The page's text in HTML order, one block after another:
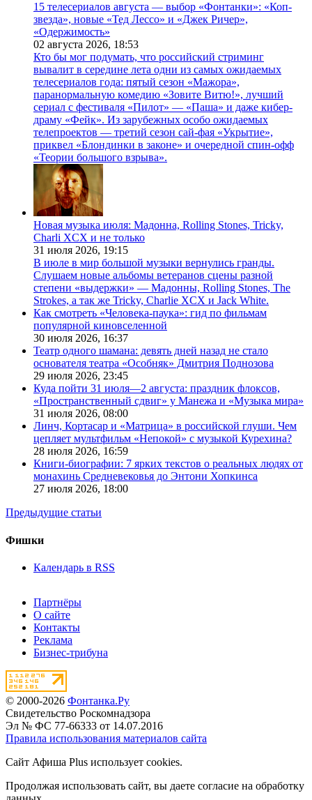
15 телесериалов августа — выбор «Фонтанки»: «Коп-
звезда», новые «Тед Лессо» и «Джек Ричер»,
«Одержимость»
02 августа 2026, 18:53
Кто бы мог подумать, что российский стриминг
вывалит в середине лета одни из самых ожидаемых
телесериалов года: пятый сезон «Мажора»,
паранормальную комедию «Зовите Витю!», лучший
сериал с фестиваля «Пилот» — «Паша» и даже кибер-
драму «Фейк». Из зарубежных особо ожидаемых
телепроектов — третий сезон сай-фая «Укрытие»,
приквел «Блондинки в законе» и очередной спин-офф
«Теории большого взрыва».
Новая музыка июля: Мадонна, Rolling Stones, Tricky,
Charli XCX и не только
31 июля 2026, 19:15
В июле в мир большой музыки вернулись гранды.
Слушаем новые альбомы ветеранов сцены разной
степени «выдержки» — Мадонны, Rolling Stones, The
Strokes, а так же Tricky, Charlie XCX и Jack White.
Как смотреть «Человека-паука»: гид по фильмам
популярной киновселенной
30 июля 2026, 16:37
Театр одного шамана: девять дней назад не стало
основателя театра «Особняк» Дмитрия Поднозова
29 июля 2026, 23:45
Куда пойти 31 июля—2 августа: праздник флоксов,
«Пространственный сдвиг» у Манежа и «Музыка мира»
31 июля 2026, 08:00
Линч, Кортасар и «Матрица» в российской глуши. Чем
цепляет мультфильм «Непокой» с музыкой Курехина?
28 июля 2026, 16:59
Книги-биографии: 7 ярких текстов о реальных людях от
монахинь Средневековья до Энтони Хопкинса
27 июля 2026, 18:00
Предыдущие статьи
Фишки
Календарь в RSS
Партнёры
О сайте
Контакты
Реклама
Бизнес-трибуна
© 2000-2026 Фонтанка.Ру
Свидетельство Роскомнадзора
Эл № ФС 77-66333 от 14.07.2016
Правила использования материалов сайта
Сайт Афиша Plus использует cookies.
Продолжая использовать сайт, вы даете согласие на обработку